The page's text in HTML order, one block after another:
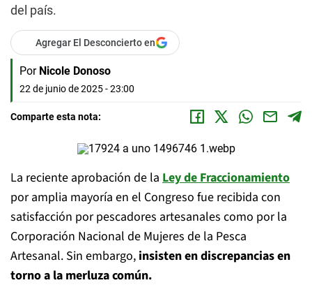
del país.
Agregar El Desconcierto en
Por Nicole Donoso
22 de junio de 2025 - 23:00
Comparte esta nota:
La reciente aprobación de la Ley de Fraccionamiento
por amplia mayoría en el Congreso fue recibida con
satisfacción por pescadores artesanales como por la
Corporación Nacional de Mujeres de la Pesca
Artesanal. Sin embargo, insisten en discrepancias en
torno a la merluza común.